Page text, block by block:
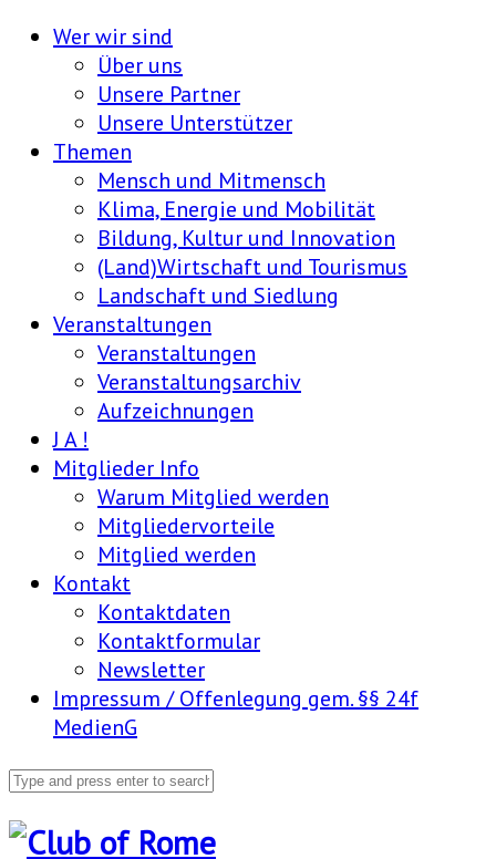
Wer wir sind
Über uns
Unsere Partner
Unsere Unterstützer
Themen
Mensch und Mitmensch
Klima, Energie und Mobilität
Bildung, Kultur und Innovation
(Land)Wirtschaft und Tourismus
Landschaft und Siedlung
Veranstaltungen
Veranstaltungen
Veranstaltungsarchiv
Aufzeichnungen
J A !
Mitglieder Info
Warum Mitglied werden
Mitgliedervorteile
Mitglied werden
Kontakt
Kontaktdaten
Kontaktformular
Newsletter
Impressum / Offenlegung gem. §§ 24f
MedienG